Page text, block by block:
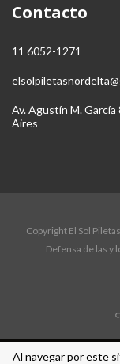
Al navegar por este
Contacto
11 6052-1271
Av. Agustín M.
Aires
Copyright El Sol
Defensa de las y